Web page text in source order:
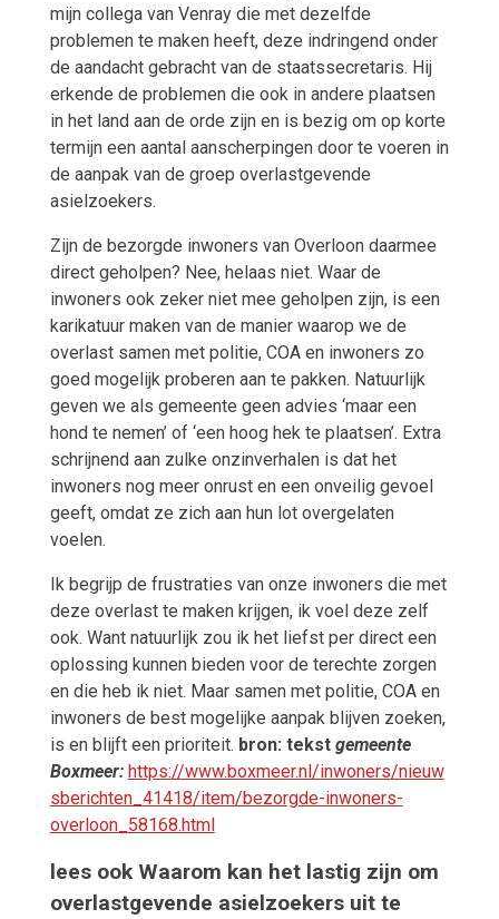
mijn collega van Venray die met dezelfde
problemen te maken heeft, deze indringend onder
de aandacht gebracht van de staatssecretaris. Hij
erkende de problemen die ook in andere plaatsen
in het land aan de orde zijn en is bezig om op korte
termijn een aantal aanscherpingen door te voeren in
de aanpak van de groep overlastgevende
asielzoekers.
Zijn de bezorgde inwoners van Overloon daarmee
direct geholpen? Nee, helaas niet. Waar de
inwoners ook zeker niet mee geholpen zijn, is een
karikatuur maken van de manier waarop we de
overlast samen met politie, COA en inwoners zo
goed mogelijk proberen aan te pakken. Natuurlijk
geven we als gemeente geen advies ‘maar een
hond te nemen’ of ‘een hoog hek te plaatsen’. Extra
schrijnend aan zulke onzinverhalen is dat het
inwoners nog meer onrust en een onveilig gevoel
geeft, omdat ze zich aan hun lot overgelaten
voelen.
Ik begrijp de frustraties van onze inwoners die met
deze overlast te maken krijgen, ik voel deze zelf
ook. Want natuurlijk zou ik het liefst per direct een
oplossing kunnen bieden voor de terechte zorgen
en die heb ik niet. Maar samen met politie, COA en
inwoners de best mogelijke aanpak blijven zoeken,
is en blijft een prioriteit. bron: tekst gemeente
Boxmeer: https://www.boxmeer.nl/inwoners/nieuw
sberichten_41418/item/bezorgde-inwoners-
overloon_58168.html
lees ook Waarom kan het lastig zijn om
overlastgevende asielzoekers uit te